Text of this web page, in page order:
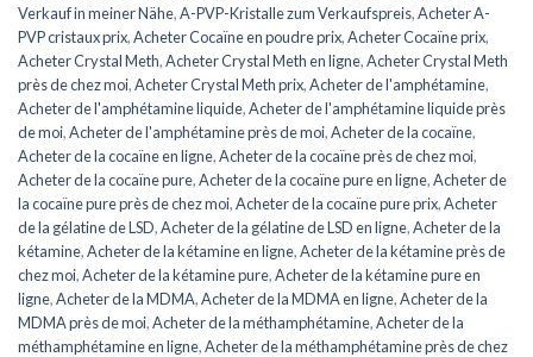
Verkauf in meiner Nähe,A-PVP-Kristalle zum Verkaufspreis,Acheter A-
PVP cristaux prix,Acheter Cocaïne en poudre prix,Acheter Cocaïne prix,
Acheter Crystal Meth,Acheter Crystal Meth en ligne,Acheter Crystal Meth
près de chez moi,Acheter Crystal Meth prix,Acheter de l'amphétamine,
Acheter de l'amphétamine liquide,Acheter de l'amphétamine liquide près
de moi,Acheter de l'amphétamine près de moi,Acheter de la cocaïne,
Acheter de la cocaïne en ligne,Acheter de la cocaïne près de chez moi,
Acheter de la cocaïne pure,Acheter de la cocaïne pure en ligne,Acheter de
la cocaïne pure près de chez moi,Acheter de la cocaïne pure prix,Acheter
de la gélatine de LSD,Acheter de la gélatine de LSD en ligne,Acheter de la
kétamine,Acheter de la kétamine en ligne,Acheter de la kétamine près de
chez moi,Acheter de la kétamine pure,Acheter de la kétamine pure en
ligne,Acheter de la MDMA,Acheter de la MDMA en ligne,Acheter de la
MDMA près de moi,Acheter de la méthamphétamine,Acheter de la
méthamphétamine en ligne,Acheter de la méthamphétamine près de chez